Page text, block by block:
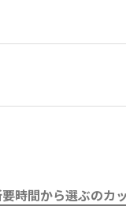
時間から選ぶのカ